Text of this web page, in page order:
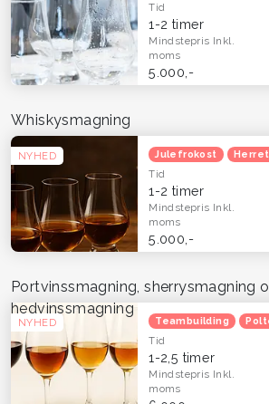
Tid
1-2 timer
Mindstepris Inkl.
moms
5.000,-
NYHED
Whiskysmagning
Julefrokost
Tid
1-2 timer
Mindstepris Inkl.
moms
5.000,-
NYHED
Portvinssmagning, sherrysmagning
hedvinssmagning
Teambuilding
Tid
1-2,5 timer
Mindstepris Inkl.
moms